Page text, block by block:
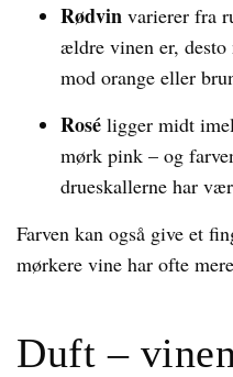
Rødvin varierer fra
ældre vinen er, desto
mod orange eller
Rosé ligger midt
mørk pink – og
drueskallerne har
Farven kan også give et
mørkere vine har ofte
Duft –